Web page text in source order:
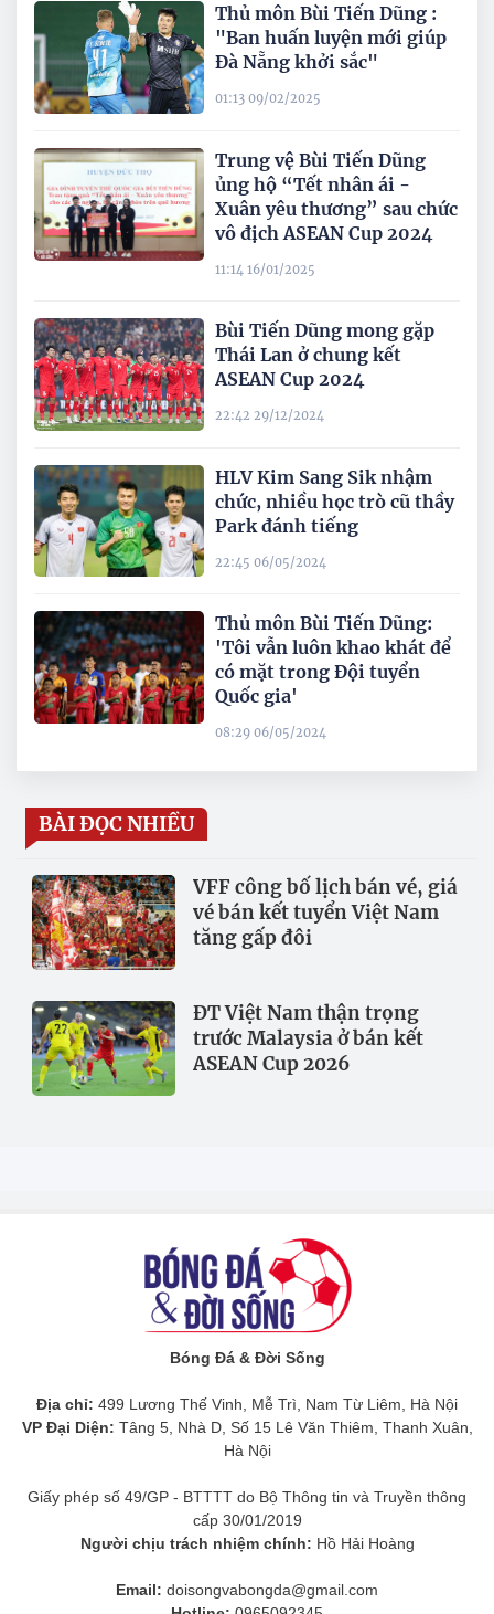
Thủ môn Bùi Tiến Dũng :
"Ban huấn luyện mới giúp
Đà Nẵng khởi sắc"
01:13 09/02/2025
Trung vệ Bùi Tiến Dũng
ủng hộ “Tết nhân ái -
Xuân yêu thương” sau chức
vô địch ASEAN Cup 2024
11:14 16/01/2025
Bùi Tiến Dũng mong gặp
Thái Lan ở chung kết
ASEAN Cup 2024
22:42 29/12/2024
HLV Kim Sang Sik nhậm
chức, nhiều học trò cũ thầy
Park đánh tiếng
22:45 06/05/2024
Thủ môn Bùi Tiến Dũng:
'Tôi vẫn luôn khao khát để
có mặt trong Đội tuyển
Quốc gia'
08:29 06/05/2024
BÀI ĐỌC NHIỀU
VFF công bố lịch bán vé, giá
vé bán kết tuyển Việt Nam
tăng gấp đôi
ĐT Việt Nam thận trọng
trước Malaysia ở bán kết
ASEAN Cup 2026
Bóng Đá & Đời Sống
Địa chỉ: 499 Lương Thế Vinh, Mễ Trì, Nam Từ Liêm, Hà Nội
VP Đại Diện: Tâng 5, Nhà D, Số 15 Lê Văn Thiêm, Thanh Xuân,
Hà Nội
Giấy phép số 49/GP - BTTTT do Bộ Thông tin và Truyền thông
cấp 30/01/2019
Người chịu trách nhiệm chính: Hồ Hải Hoàng
Email: doisongvabongda@gmail.com